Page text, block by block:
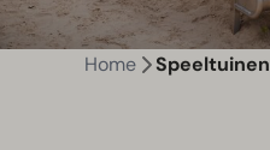
Home Speeltuinen